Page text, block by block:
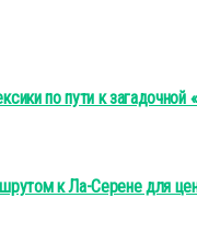
по пути к загадочной
к Ла-Серене для